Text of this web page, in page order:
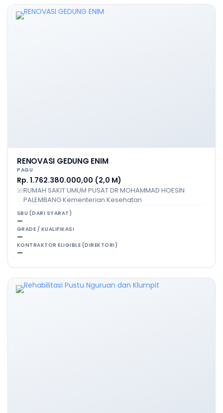
RENOVASI GEDUNG ENIM
PAGU
Rp. 1.762.380.000,00 (2,0 M)
RUMAH SAKIT UMUM PUSAT DR MOHAMMAD HOESIN
PALEMBANG Kementerian Kesehatan
SBU (DARI SYARAT)
—
GRADE / KUALIFIKASI
—
KONTRAKTOR ELIGIBLE (DIREKTORI)
—